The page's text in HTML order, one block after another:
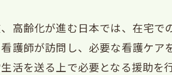
高齢化が進む日本では、在宅で
看護師が訪問し、必要な看護ケ
活を送る上で必要となる援助を